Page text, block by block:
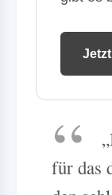
für das